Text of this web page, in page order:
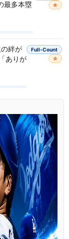
最多本塁
☆
絆が
ありが
Full-Count
☆